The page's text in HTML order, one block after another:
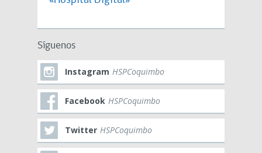
Síguenos
Instagram HSPCoquimbo
Facebook HSPCoquimbo
Twitter HSPCoquimbo